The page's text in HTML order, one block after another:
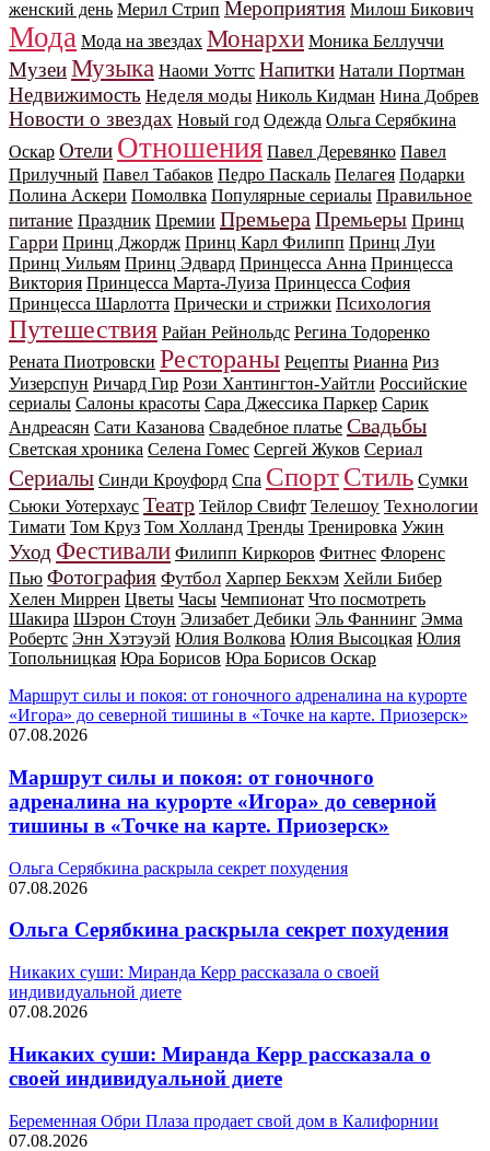
женский день Мерил Стрип Мероприятия Милош Бикович
Мода Мода на звездах Монархи Моника Беллуччи
МузеиМузыка Наоми Уоттс Напитки Натали Портман
Недвижимость Неделя моды Николь Кидман Нина Добрев
Новости о звездах Новый год Одежда Ольга Серябкина
Оскар Отели Отношения Павел Деревянко Павел
Прилучный Павел Табаков Педро Паскаль Пелагея Подарки
Полина Аскери Помолвка Популярные сериалы Правильное
питание Праздник Премии Премьера Премьеры Принц
Гарри Принц Джордж Принц Карл Филипп Принц Луи
Принц Уильям Принц Эдвард Принцесса Анна Принцесса
Виктория Принцесса Марта-Луиза Принцесса София
Принцесса Шарлотта Прически и стрижки Психология
Путешествия Райан Рейнольдс Регина Тодоренко
Рената Пиотровски Рестораны Рецепты Рианна Риз
Уизерспун Ричард Гир Рози Хантингтон-Уайтли Российские
сериалы Салоны красоты Сара Джессика Паркер Сарик
Андреасян Сати Казанова Свадебное платье Свадьбы
Светская хроника Селена Гомес Сергей Жуков Сериал
Сериалы Синди Кроуфорд Спа СпортСтиль Сумки
Сьюки Уотерхаус Театр Тейлор Свифт Телешоу Технологии
Тимати Том Круз Том Холланд Тренды Тренировка Ужин
Уход Фестивали Филипп Киркоров Фитнес Флоренс
Пью Фотография Футбол Харпер Бекхэм Хейли Бибер
Хелен Миррен Цветы Часы Чемпионат Что посмотреть
Шакира Шэрон Стоун Элизабет Дебики Эль Фаннинг Эмма
Робертс Энн Хэтэуэй Юлия Волкова Юлия Высоцкая Юлия
Топольницкая Юра Борисов Юра Борисов Оскар
Маршрут силы и покоя: от гоночного адреналина на курорте
«Игора» до северной тишины в «Точке на карте. Приозерск»
07.08.2026
Маршрут силы и покоя: от гоночного
адреналина на курорте «Игора» до северной
тишины в «Точке на карте. Приозерск»
Ольга Серябкина раскрыла секрет похудения
07.08.2026
Ольга Серябкина раскрыла секрет похудения
Никаких суши: Миранда Керр рассказала о своей
индивидуальной диете
07.08.2026
Никаких суши: Миранда Керр рассказала о
своей индивидуальной диете
Беременная Обри Плаза продает свой дом в Калифорнии
07.08.2026